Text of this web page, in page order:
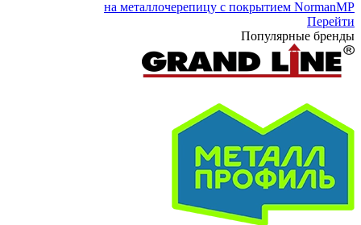
на металлочерепицу с покрытием NormanMP
Перейти
Популярные бренды